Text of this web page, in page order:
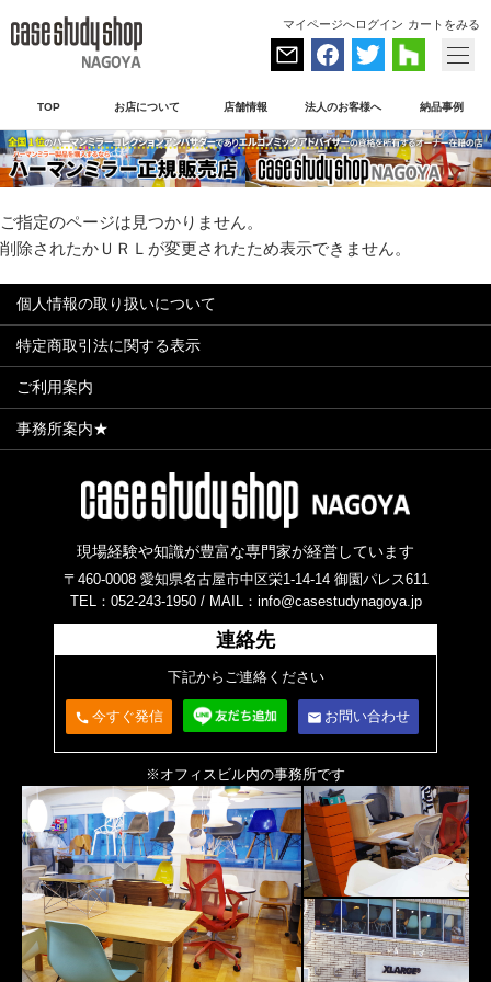
マイページへログイン カートをみる
TOP お店について 店舗情報 法人のお客様へ 納品事例
ご指定のページは見つかりません。
削除されたかＵＲＬが変更されたため表示できません。
個人情報の取り扱いについて
特定商取引法に関する表示
ご利用案内
事務所案内★
現場経験や知識が豊富な専門家が経営しています
〒460-0008 愛知県名古屋市中区栄1-14-14 御園パレス611
TEL：052-243-1950 / MAIL：info@casestudynagoya.jp
連絡先
下記からご連絡ください
call 今すぐ発信 email お問い合わせ
※オフィスビル内の事務所です